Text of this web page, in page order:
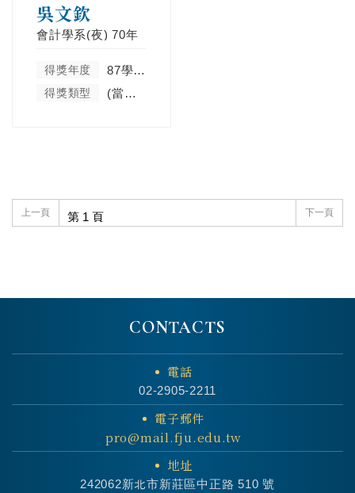
吳文欽
會計學系(夜) 70年
得獎年度 87學年度
得獎類型 (當學年度未分類)
上一頁 下一頁
CONTACTS
電話
02-2905-2211
電子郵件
pro@mail.fju.edu.tw
地址
242062新北市新莊區中正路 510 號